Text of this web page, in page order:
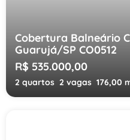
Cobertura Balneário
Guarujá/SP CO0512
R$ 535.000,00
2 quartos 2 vagas 176,00